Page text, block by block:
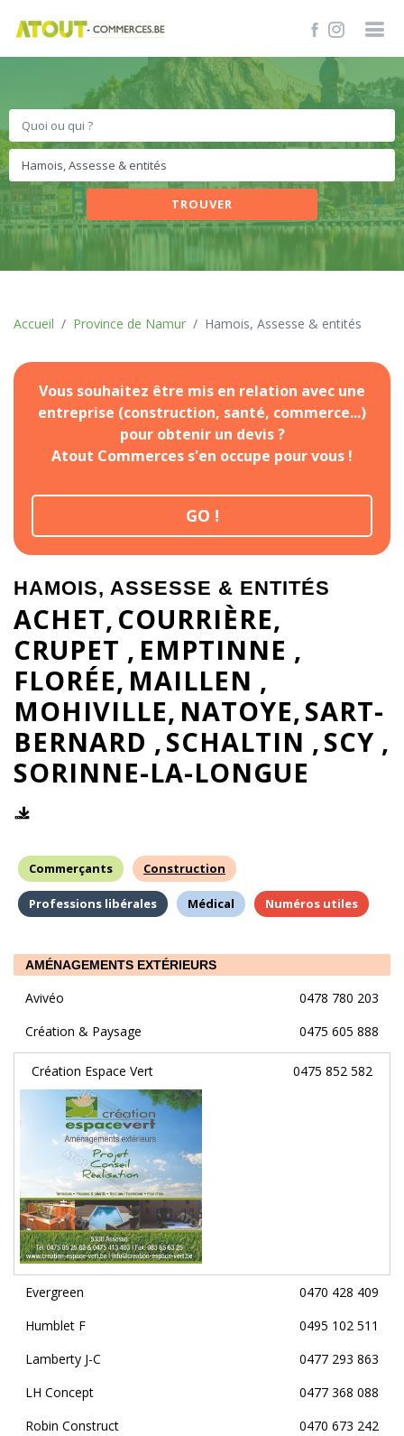
TROUVER
Accueil Province de Namur Hamois, Assesse & entités
Vous souhaitez être mis en relation avec une
entreprise (construction, santé, commerce...)
pour obtenir un devis ?
Atout Commerces s'en occupe pour vous !
GO !
HAMOIS, ASSESSE & ENTITÉS
ACHET COURRIÈRE
CRUPET
EMPTINNE
FLORÉE MAILLEN
MOHIVILLE NATOYE SART-
BERNARD
SCHALTIN
SCY
SORINNE-LA-LONGUE
Commerçants Construction
Professions libérales Médical Numéros utiles
AMÉNAGEMENTS EXTÉRIEURS
Avivéo
0478 780 203
Création & Paysage
0475 605 888
Création Espace Vert 0475 852 582
Evergreen
0470 428 409
Humblet F
0495 102 511
Lamberty J-C
0477 293 863
LH Concept
0477 368 088
Robin Construct
0470 673 242